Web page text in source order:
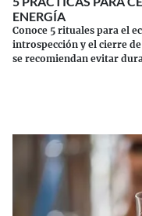
ENERGÍA
Conoce 5 rituales para el
introspección y el cierre
se recomiendan evitar